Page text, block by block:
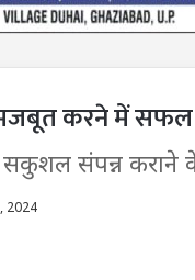
करने में सफल
सकुशल संपन्न
2024